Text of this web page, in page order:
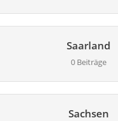
Saarland
0 Beiträge
Sachsen